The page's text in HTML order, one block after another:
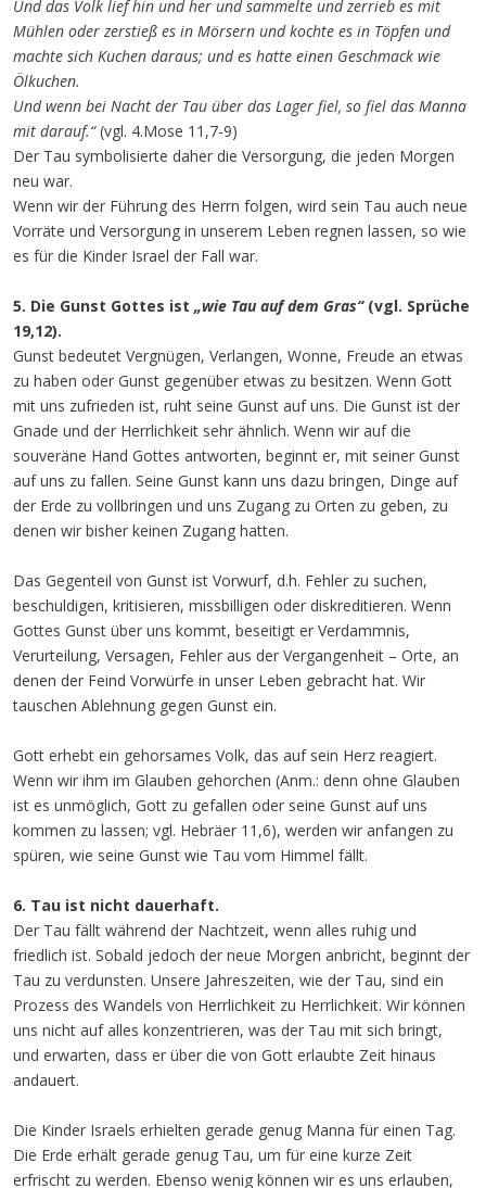
Und das Volk lief hin und her und sammelte und zerrieb es mit
Mühlen oder zerstieß es in Mörsern und kochte es in Töpfen und
machte sich Kuchen daraus; und es hatte einen Geschmack wie
Ölkuchen.
Und wenn bei Nacht der Tau über das Lager fiel, so fiel das Manna
mit darauf.“(vgl. 4.Mose 11,7-9)
Der Tau symbolisierte daher die Versorgung, die jeden Morgen
neu war.
Wenn wir der Führung des Herrn folgen, wird sein Tau auch neue
Vorräte und Versorgung in unserem Leben regnen lassen, so wie
es für die Kinder Israel der Fall war.
5. Die Gunst Gottes ist „wie Tau auf dem Gras“(vgl. Sprüche
19,12).
Gunst bedeutet Vergnügen, Verlangen, Wonne, Freude an etwas
zu haben oder Gunst gegenüber etwas zu besitzen. Wenn Gott
mit uns zufrieden ist, ruht seine Gunst auf uns. Die Gunst ist der
Gnade und der Herrlichkeit sehr ähnlich. Wenn wir auf die
souveräne Hand Gottes antworten, beginnt er, mit seiner Gunst
auf uns zu fallen. Seine Gunst kann uns dazu bringen, Dinge auf
der Erde zu vollbringen und uns Zugang zu Orten zu geben, zu
denen wir bisher keinen Zugang hatten.
Das Gegenteil von Gunst ist Vorwurf, d.h. Fehler zu suchen,
beschuldigen, kritisieren, missbilligen oder diskreditieren. Wenn
Gottes Gunst über uns kommt, beseitigt er Verdammnis,
Verurteilung, Versagen, Fehler aus der Vergangenheit – Orte, an
denen der Feind Vorwürfe in unser Leben gebracht hat. Wir
tauschen Ablehnung gegen Gunst ein.
Gott erhebt ein gehorsames Volk, das auf sein Herz reagiert.
Wenn wir ihm im Glauben gehorchen (Anm.: denn ohne Glauben
ist es unmöglich, Gott zu gefallen oder seine Gunst auf uns
kommen zu lassen; vgl. Hebräer 11,6), werden wir anfangen zu
spüren, wie seine Gunst wie Tau vom Himmel fällt.
6. Tau ist nicht dauerhaft.
Der Tau fällt während der Nachtzeit, wenn alles ruhig und
friedlich ist. Sobald jedoch der neue Morgen anbricht, beginnt der
Tau zu verdunsten. Unsere Jahreszeiten, wie der Tau, sind ein
Prozess des Wandels von Herrlichkeit zu Herrlichkeit. Wir können
uns nicht auf alles konzentrieren, was der Tau mit sich bringt,
und erwarten, dass er über die von Gott erlaubte Zeit hinaus
andauert.
Die Kinder Israels erhielten gerade genug Manna für einen Tag.
Die Erde erhält gerade genug Tau, um für eine kurze Zeit
erfrischt zu werden. Ebenso wenig können wir es uns erlauben,